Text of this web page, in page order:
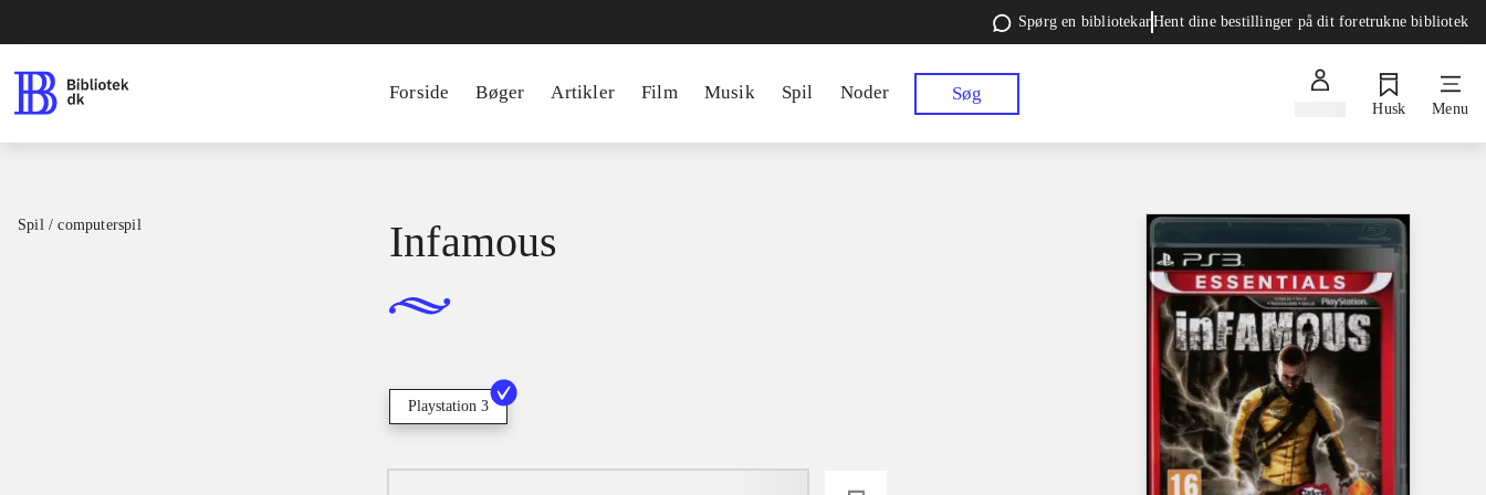
Spørg en bibliotekarHent dine bestillinger på dit foretrukne bibliotek
Forside Bøger Artikler Film Musik Spil Noder Søg
Husk Menu
Spil / computerspil Infamous
Playstation 3